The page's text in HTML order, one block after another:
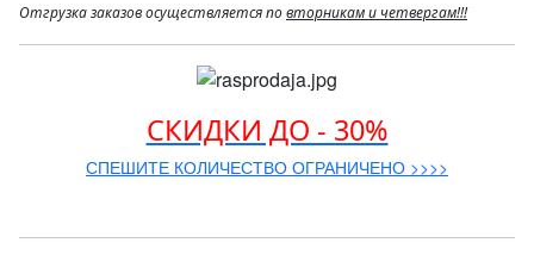
Отгрузка заказов осуществляется повторникам и четвергам!!!
СКИДКИ ДО - 30%
СПЕШИТЕ КОЛИЧЕСТВО ОГРАНИЧЕНО >>>>